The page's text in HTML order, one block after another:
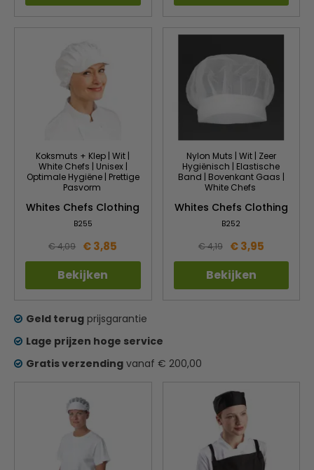
Koksmuts + Klep | Wit |
White Chefs | Unisex |
Optimale Hygiëne | Prettige
Pasvorm
Whites Chefs Clothing
B255
€ 4,09 € 3,85
Bekijken
Nylon Muts | Wit | Zeer
Hygiënisch | Elastische
Band | Bovenkant Gaas |
White Chefs
Whites Chefs Clothing
B252
€ 4,19 € 3,95
Bekijken
Geld terug prijsgarantie
Lage prijzen hoge service
Gratis verzending vanaf € 200,00